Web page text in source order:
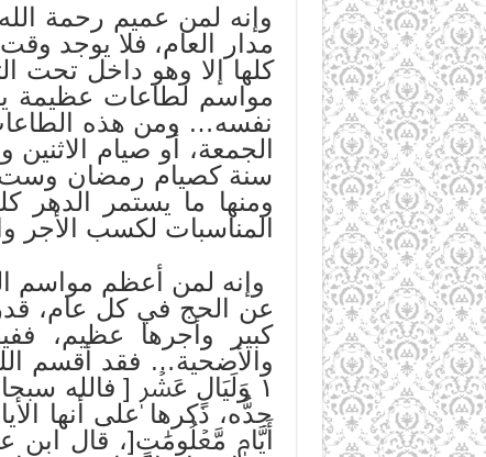
وإنه لمن عميم رحمة
مدار العام، فلا يوجد
كلها إلا وهو داخل تحت
مواسم لطاعات عظيمة
نفسه… ومن هذه
الجمعة، أو صيام
سنة كصيام رمضان وست
ومنها ما يستمر
المناسبات لكسب الأجر
وإنه لمن أعظم مواسم
عن الحج في كل عام،
كبير وأجرها عظيم،
والأضحية… فقد أقسم
١ وَلَيَالٍ عَشۡرٖ [ فالله
جدُّه، ذكرها على أنها
أَيَّامٖ مَّعۡلُومَٰتٍ[، قال ابن